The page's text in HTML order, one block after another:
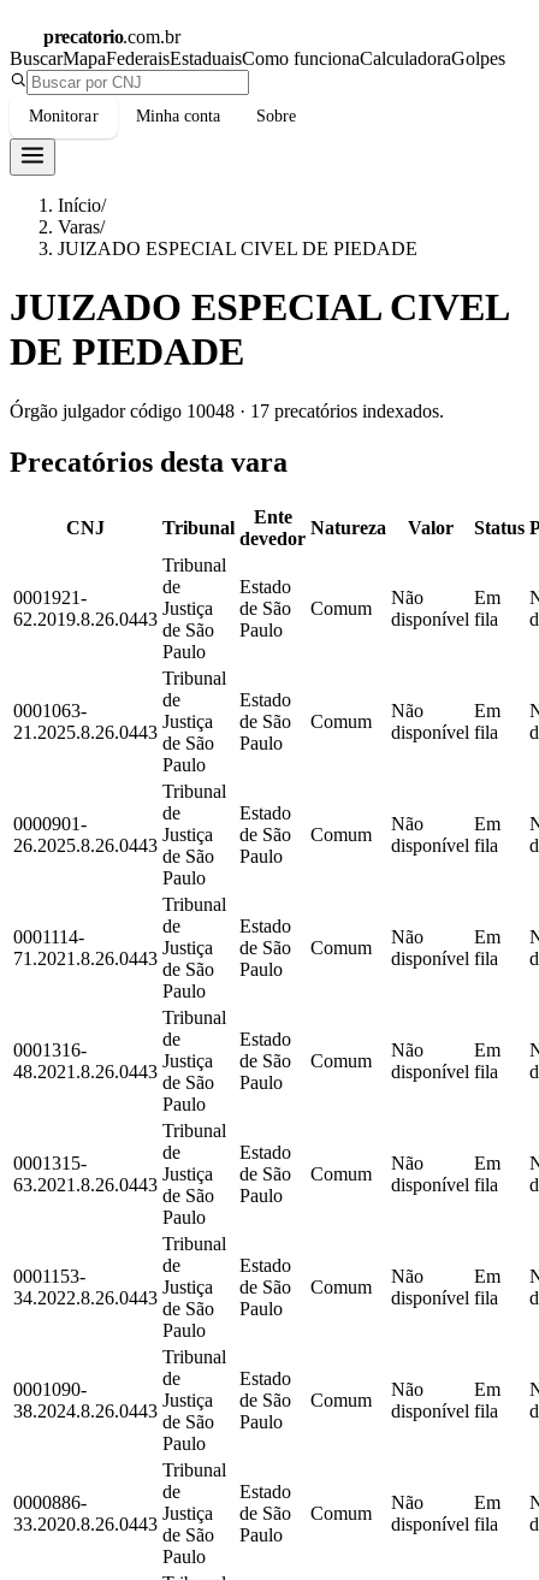
precatorio.com.br
BuscarMapaFederaisEstaduaisComo funcionaCalculadoraGolpes
Monitorar Minha conta Sobre
Início/
Varas/
JUIZADO ESPECIAL CIVEL DE PIEDADE
JUIZADO ESPECIAL CIVEL
DE PIEDADE
Órgão julgador código 10048 · 17 precatórios indexados.
Precatórios desta vara
CNJ Tribunal
Ente
devedor
Natureza Valor Status
0001921-
62.2019.8.26.0443
Tribunal
de
Justiça
de São
Paulo
Estado
de São
Paulo
Comum
Não
disponível
Em
fila
0001063-
21.2025.8.26.0443
Tribunal
de
Justiça
de São
Paulo
Estado
de São
Paulo
Comum
Não
disponível
Em
fila
0000901-
26.2025.8.26.0443
Tribunal
de
Justiça
de São
Paulo
Estado
de São
Paulo
Comum
Não
disponível
Em
fila
0001114-
71.2021.8.26.0443
Tribunal
de
Justiça
de São
Paulo
Estado
de São
Paulo
Comum
Não
disponível
Em
fila
0001316-
48.2021.8.26.0443
Tribunal
de
Justiça
de São
Paulo
Estado
de São
Paulo
Comum
Não
disponível
Em
fila
0001315-
63.2021.8.26.0443
Tribunal
de
Justiça
de São
Paulo
Estado
de São
Paulo
Comum
Não
disponível
Em
fila
0001153-
34.2022.8.26.0443
Tribunal
de
Justiça
de São
Paulo
Estado
de São
Paulo
Comum
Não
disponível
Em
fila
0001090-
38.2024.8.26.0443
Tribunal
de
Justiça
de São
Paulo
Estado
de São
Paulo
Comum
Não
disponível
Em
fila
0000886-
33.2020.8.26.0443
Tribunal
de
Justiça
de São
Paulo
Estado
de São
Paulo
Comum
Não
disponível
Em
fila